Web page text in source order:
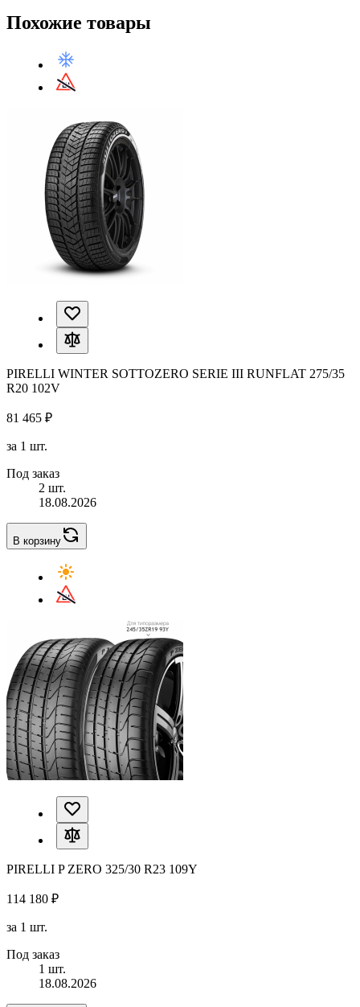
Похожие товары
PIRELLI WINTER SOTTOZERO SERIE III RUNFLAT 275/35
R20 102V
81 465 ₽
за 1 шт.
Под заказ
2 шт.
18.08.2026
В корзину
PIRELLI P ZERO 325/30 R23 109Y
114 180 ₽
за 1 шт.
Под заказ
1 шт.
18.08.2026